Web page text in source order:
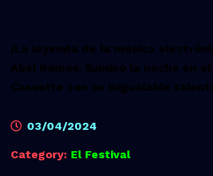
¡La leyenda de la música
Abel Ramos, iluminó la noche en
Cassette con su inigualable
03/04/2024
Category: El Festival